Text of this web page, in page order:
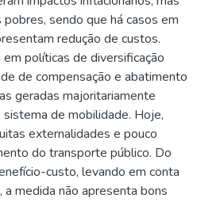
sendo que há casos em
redução de custos.
políticas de diversificação
de compensação e abatimento
geradas majoritariamente
de mobilidade. Hoje,
externalidades e pouco
do transporte público. Do
custo, levando em conta
medida não apresenta bons